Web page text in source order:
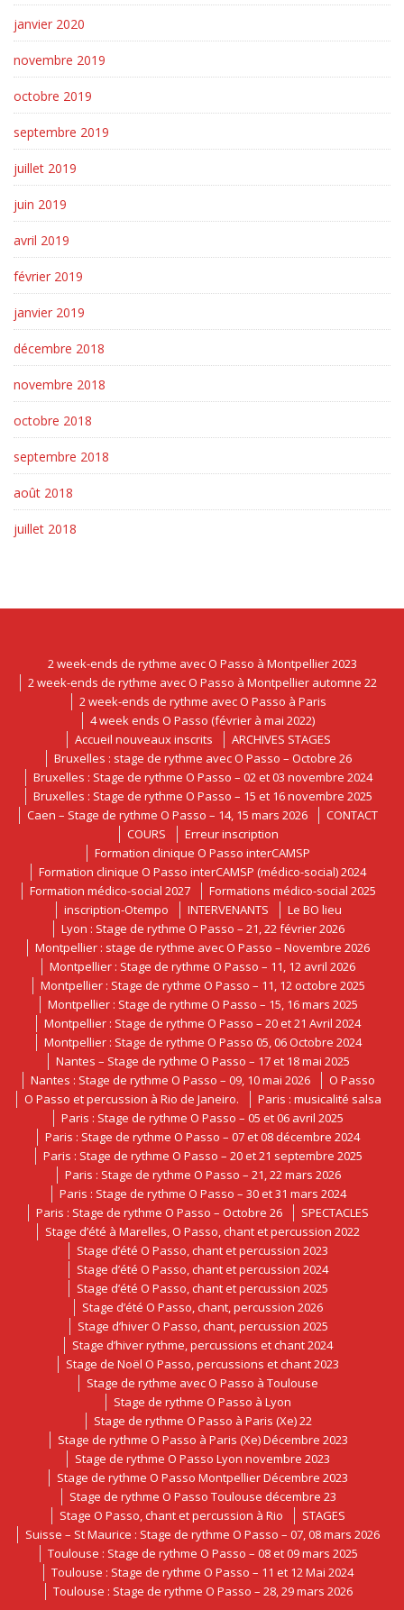
janvier 2020
novembre 2019
octobre 2019
septembre 2019
juillet 2019
juin 2019
avril 2019
février 2019
janvier 2019
décembre 2018
novembre 2018
octobre 2018
septembre 2018
août 2018
juillet 2018
2 week-ends de rythme avec O Passo à Montpellier 2023
2 week-ends de rythme avec O Passo à Montpellier automne 22
2 week-ends de rythme avec O Passo à Paris
4 week ends O Passo (février à mai 2022)
Accueil nouveaux inscrits
ARCHIVES STAGES
Bruxelles : stage de rythme avec O Passo – Octobre 26
Bruxelles : Stage de rythme O Passo – 02 et 03 novembre 2024
Bruxelles : Stage de rythme O Passo – 15 et 16 novembre 2025
Caen – Stage de rythme O Passo – 14, 15 mars 2026
CONTACT
COURS
Erreur inscription
Formation clinique O Passo interCAMSP
Formation clinique O Passo interCAMSP (médico-social) 2024
Formation médico-social 2027
Formations médico-social 2025
inscription-Otempo
INTERVENANTS
Le BO lieu
Lyon : Stage de rythme O Passo – 21, 22 février 2026
Montpellier : stage de rythme avec O Passo – Novembre 2026
Montpellier : Stage de rythme O Passo – 11, 12 avril 2026
Montpellier : Stage de rythme O Passo – 11, 12 octobre 2025
Montpellier : Stage de rythme O Passo – 15, 16 mars 2025
Montpellier : Stage de rythme O Passo – 20 et 21 Avril 2024
Montpellier : Stage de rythme O Passo 05, 06 Octobre 2024
Nantes – Stage de rythme O Passo – 17 et 18 mai 2025
Nantes : Stage de rythme O Passo – 09, 10 mai 2026
O Passo
O Passo et percussion à Rio de Janeiro.
Paris : musicalité salsa
Paris : Stage de rythme O Passo – 05 et 06 avril 2025
Paris : Stage de rythme O Passo – 07 et 08 décembre 2024
Paris : Stage de rythme O Passo – 20 et 21 septembre 2025
Paris : Stage de rythme O Passo – 21, 22 mars 2026
Paris : Stage de rythme O Passo – 30 et 31 mars 2024
Paris : Stage de rythme O Passo – Octobre 26
SPECTACLES
Stage d’été à Marelles, O Passo, chant et percussion 2022
Stage d’été O Passo, chant et percussion 2023
Stage d’été O Passo, chant et percussion 2024
Stage d’été O Passo, chant et percussion 2025
Stage d’été O Passo, chant, percussion 2026
Stage d’hiver O Passo, chant, percussion 2025
Stage d’hiver rythme, percussions et chant 2024
Stage de Noël O Passo, percussions et chant 2023
Stage de rythme avec O Passo à Toulouse
Stage de rythme O Passo à Lyon
Stage de rythme O Passo à Paris (Xe) 22
Stage de rythme O Passo à Paris (Xe) Décembre 2023
Stage de rythme O Passo Lyon novembre 2023
Stage de rythme O Passo Montpellier Décembre 2023
Stage de rythme O Passo Toulouse décembre 23
Stage O Passo, chant et percussion à Rio
STAGES
Suisse – St Maurice : Stage de rythme O Passo – 07, 08 mars 2026
Toulouse : Stage de rythme O Passo – 08 et 09 mars 2025
Toulouse : Stage de rythme O Passo – 11 et 12 Mai 2024
Toulouse : Stage de rythme O Passo – 28, 29 mars 2026